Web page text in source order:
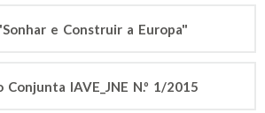
e Construir a Europa"
Conjunta IAVE_JNE N.º 1/2015